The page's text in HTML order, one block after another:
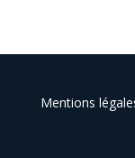
Mentions